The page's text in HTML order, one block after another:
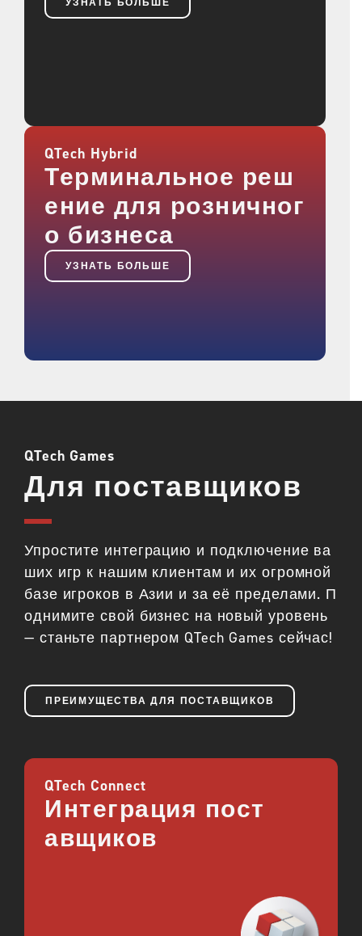
QTech Hybrid
Терминальное реш
ение для розничног
о бизнеса
УЗНАТЬ БОЛЬШЕ
QTech Games
Для поставщиков
Упростите интеграцию и подключение ва
ших игр к нашим клиентам и их огромной
базе игроков в Азии и за её пределами. П
однимите свой бизнес на новый уровень
— станьте партнером QTech Games сейчас!
ПРЕИМУЩЕСТВА ДЛЯ ПОСТАВЩИКОВ
QTech Connect
Интеграция пост
авщиков